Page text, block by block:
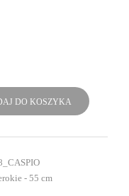
DO KOSZYKA
- 55 cm